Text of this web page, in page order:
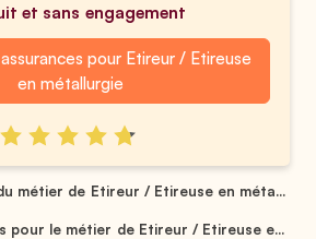
et sans engagement
pour Etireur / Etireuse
en métallurgie
métier de Etireur / Etireuse en méta...
pour le métier de Etireur / Etireuse e...